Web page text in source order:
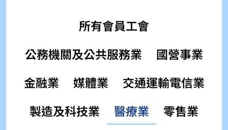
所有會員工會
公務機關及公共服務業
國營事業
金融業
媒體業
交通運輸電信業
製造及科技業
醫療業
零售業